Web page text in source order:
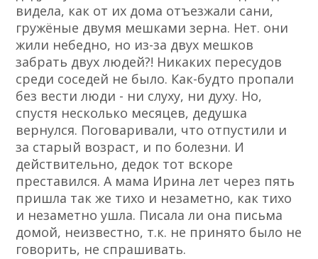
видела, как от их дома отъезжали сани,
гружёные двумя мешками зерна. Нет. они
жили небедно, но из-за двух мешков
забрать двух людей?! Никаких пересудов
среди соседей не было. Как-будто пропали
без вести люди - ни слуху, ни духу. Но,
спустя несколько месяцев, дедушка
вернулся. Поговаривали, что отпустили и
за старый возраст, и по болезни. И
действительно, дедок тот вскоре
преставился. А мама Ирина лет через пять
пришла так же тихо и незаметно, как тихо
и незаметно ушла. Писала ли она письма
домой, неизвестно, т.к. не принято было не
говорить, не спрашивать.